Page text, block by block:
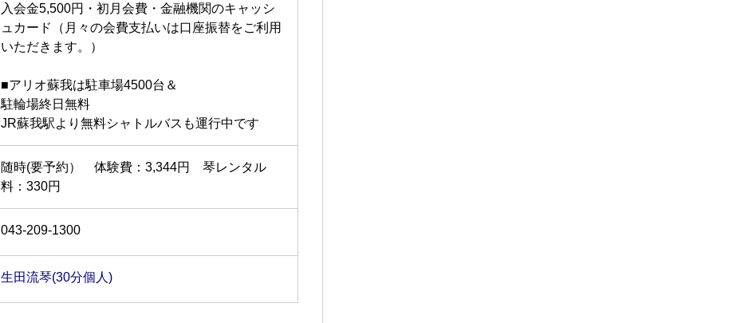
入会金5,500円・初月会費・金融機関のキャッシ
ュカード（月々の会費支払いは口座振替をご利用
いただきます。）
■アリオ蘇我は駐車場4500台＆
駐輪場終日無料
JR蘇我駅より無料シャトルバスも運行中です
随時(要予約） 体験費：3,344円 琴レンタル
料：330円
043-209-1300
生田流琴(30分個人)